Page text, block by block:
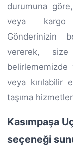
durumuna
veya kargo
Gönderinizin
vererek,
belirlememizde
veya kırılabilir
taşıma
Kasımpaşa
seçeneği